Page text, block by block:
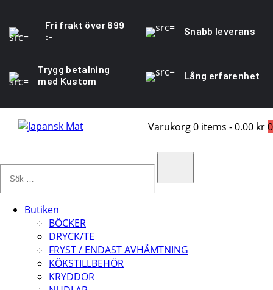
Fri frakt över 699
:-
Snabb leverans
Trygg betalning
med Kustom
Lång erfarenhet
Varukorg0 items -0.00 kr0
Butiken
BÖCKER
DRYCK/TE
FRYST / ENDAST AVHÄMTNING
KÖKSTILLBEHÖR
KRYDDOR